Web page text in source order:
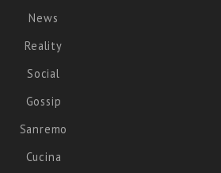
News
Reality
Social
Gossip
Sanremo
Cucina